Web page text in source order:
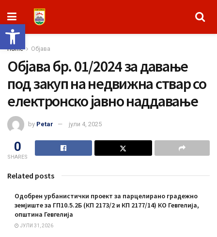
Open toolbar
Home Објава
Објава бр. 01/2024 за давање
под закуп на недвижна ствар со
електронско јавно наддавање
by Petar јули 4, 2025
0
SHARES
Related posts
Одобрен урбанистички проект за парцелирано градежно
земјиште за ГП10.5.2Б (КП 2173/2 и КП 2177/14) КО Гевгелија,
општина Гевгелија
ЈУЛИ 31, 2026